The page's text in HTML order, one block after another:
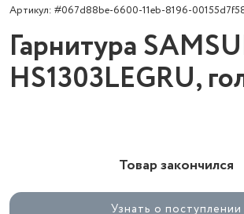
Артикул: #067d88be-6600-11eb-8196-
Гарнитура
HS1303LEGRU,
Товар закончился
Узнать о поступлении